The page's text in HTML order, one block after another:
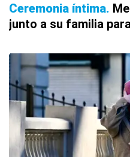
Ceremonia íntima
junto a su familia